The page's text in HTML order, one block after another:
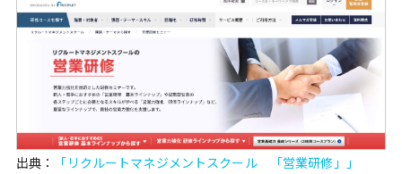
出典： 「リクルートマネジメントスクール 「営業研修」」